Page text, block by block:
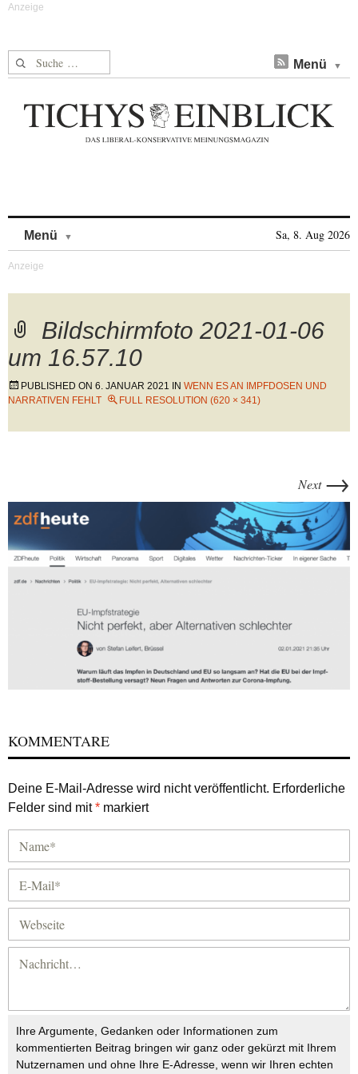
Suche nach: Menü
Menü Sa, 8. Aug 2026
Bildschirmfoto 2021-01-06
um 16.57.10
PUBLISHED ON 6. JANUAR 2021 IN WENN ES AN IMPFDOSEN UND
NARRATIVEN FEHLT
FULL RESOLUTION (620 × 341)
Next →
KOMMENTARE
Deine E-Mail-Adresse wird nicht veröffentlicht. Erforderliche
Felder sind mit* markiert
Ihre Argumente, Gedanken oder Informationen zum
kommentierten Beitrag bringen wir ganz oder gekürzt mit Ihrem
Nutzernamen und ohne Ihre E-Adresse, wenn wir Ihren echten